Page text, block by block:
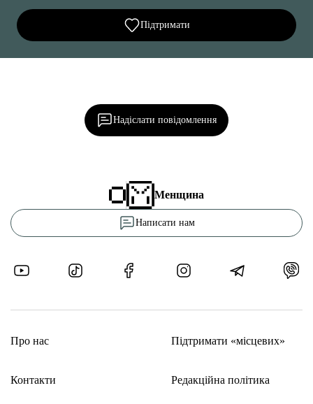
Підтримати
Надіслати повідомлення
Менщина
Написати нам
Про нас
Контакти
Підтримати «місцевих»
Редакційна політика